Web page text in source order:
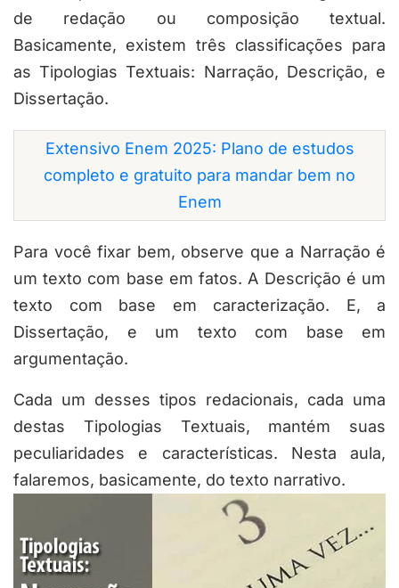
de redação ou composição textual.
Basicamente, existem três classificações para
as Tipologias Textuais: Narração, Descrição, e
Dissertação.
Extensivo Enem 2025: Plano de estudos
completo e gratuito para mandar bem no
Enem
Para você fixar bem, observe que a Narração é
um texto com base em fatos. A Descrição é um
texto com base em caracterização. E, a
Dissertação, e um texto com base em
argumentação.
Cada um desses tipos redacionais, cada uma
destas Tipologias Textuais, mantém suas
peculiaridades e características. Nesta aula,
falaremos, basicamente, do texto narrativo.